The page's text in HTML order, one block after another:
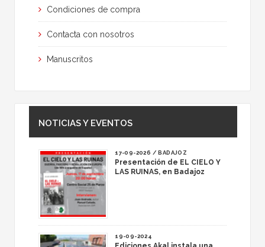
Condiciones de compra
Contacta con nosotros
Manuscritos
NOTICIAS Y EVENTOS
17-09-2026 / BADAJOZ
Presentación de EL CIELO Y
LAS RUINAS, en Badajoz
19-09-2024